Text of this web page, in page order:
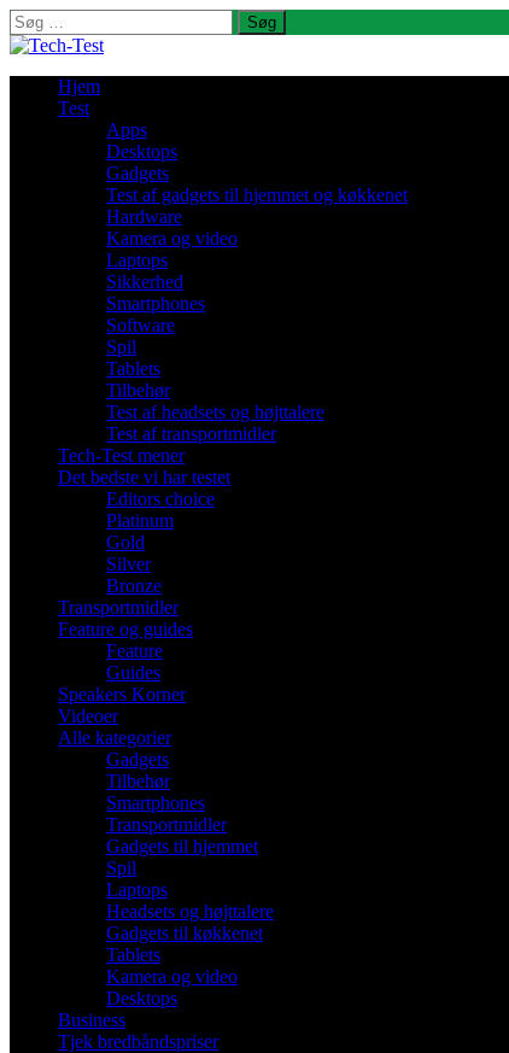
Søg
efter:
Hjem
Test
Apps
Desktops
Gadgets
Test af gadgets til hjemmet og køkkenet
Hardware
Kamera og video
Laptops
Sikkerhed
Smartphones
Software
Spil
Tablets
Tilbehør
Test af headsets og højttalere
Test af transportmidler
Tech-Test mener
Det bedste vi har testet
Editors choice
Platinum
Gold
Silver
Bronze
Transportmidler
Feature og guides
Feature
Guides
Speakers Korner
Videoer
Alle kategorier
Gadgets
Tilbehør
Smartphones
Transportmidler
Gadgets til hjemmet
Spil
Laptops
Headsets og højttalere
Gadgets til køkkenet
Tablets
Kamera og video
Desktops
Business
Tjek bredbåndspriser